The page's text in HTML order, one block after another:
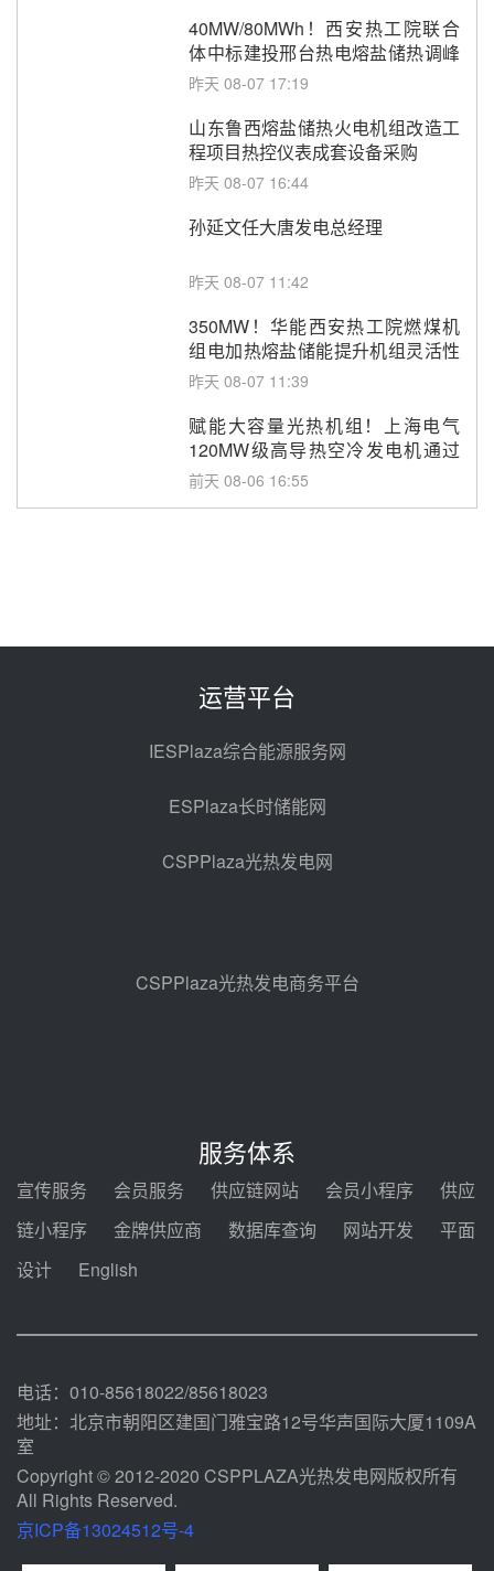
40MW/80MWh！西安热工院联合
体中标建投邢台热电熔盐储热调峰
调频改造EPC项目
昨天 08-07 17:19
山东鲁西熔盐储热火电机组改造工
程项目热控仪表成套设备采购
昨天 08-07 16:44
孙延文任大唐发电总经理
昨天 08-07 11:42
350MW！华能西安热工院燃煤机
组电加热熔盐储能提升机组灵活性
改造项目初步设计第三方评审服务
昨天 08-07 11:39
赋能大容量光热机组！上海电气
120MW级高导热空冷发电机通过
型式试验
前天 08-06 16:55
100MW光工程性能试验采购
光热示范电站二列蒸汽发生器设备
亚核阀业中标天山北麓100MW光
热发电工程EPC总承包项目熔盐截
止阀、熔盐三偏心蝶阀采购
08-05 17:15
包项目熔盐介质超声波流量计采购
08-05 17:09
电机组灵活性改造项目三元液态盐
采购合同
迪尔化工预中标华能西安热工院
2026-2029年熔盐介质框架协议
100MW光热项目机组调试及性能
运营平台
IESPlaza综合能源服务网
ESPlaza长时储能网
CSPPlaza光热发电网
CSPPlaza光热发电商务平台
服务体系
宣传服务 会员服务 供应链网站 会员小程序
供应
链小程序
金牌供应商 数据库查询 网站开发
平面
设计
English
电话：010-85618022/85618023
地址：北京市朝阳区建国门雅宝路12号华声国际大厦1109A
室
Copyright © 2012-2020 CSPPLAZA光热发电网版权所有
All Rights Reserved.
京ICP备13024512号-4